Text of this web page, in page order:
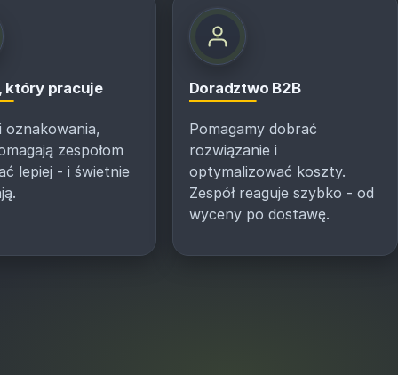
który pracuje
oznakowania,
zespołom
lepiej - i świetnie
Doradztwo B2B
Pomagamy dobrać
rozwiązanie i
optymalizować koszty.
Zespół reaguje szybko - od
wyceny po dostawę.